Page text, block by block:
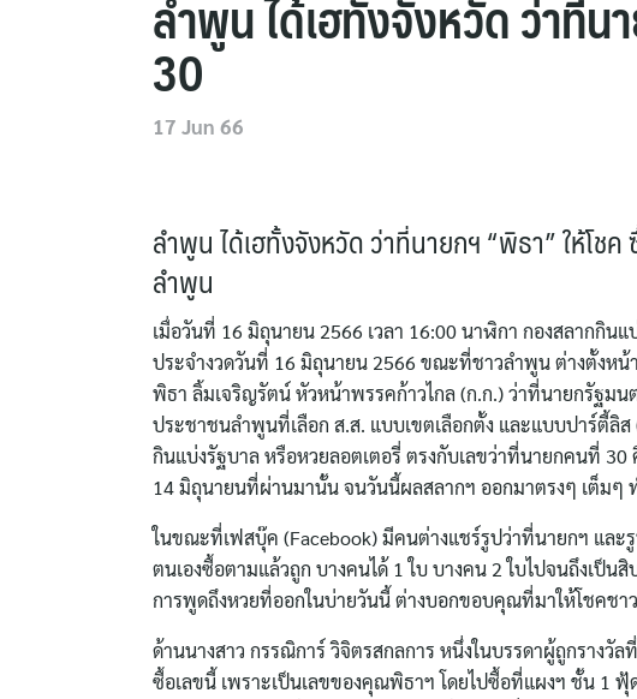
ลำพูน ได้เฮทั้งจังหวัด ว่าที่น
30
17 Jun 66
ลำพูน ได้เฮทั้งจังหวัด ว่าที่นายกฯ “พิธา” ให้โ
ลำพูน
เมื่อวันที่ 16 มิถุนายน 2566 เวลา 16:00 นาฬิกา กองสลากกิน
ประจำงวดวันที่ 16 มิถุนายน 2566 ขณะที่ชาวลำพูน ต่างตั้งหน้
พิธา ลิ้มเจริญรัตน์ หัวหน้าพรรคก้าวไกล (ก.ก.) ว่าที่นายกรัฐม
ประชาชนลำพูนที่เลือก ส.ส. แบบเขตเลือกตั้ง และแบบปาร์ตี้
กินแบ่งรัฐบาล หรือหวยลอตเตอรี่ ตรงกับเลขว่าที่นายกคนที่
14 มิถุนายนที่ผ่านมานั้น จนวันนี้ผลสลากฯ ออกมาตรงๆ เต็มๆ
ในขณะที่เฟสบุ๊ค (Facebook) มีคนต่างแชร์รูปว่าที่นายกฯ และ
ตนเองซื้อตามแล้วถูก บางคนได้ 1 ใบ บางคน 2 ใบไปจนถึงเป็
การพูดถึงหวยที่ออกในบ่ายวันนี้ ต่างบอกขอบคุณที่มาให้โชคชา
ด้านนางสาว กรรณิการ์ วิจิตรสกลการ หนึ่งในบรรดาผู้ถูกรางวั
ซื้อเลขนี้ เพราะเป็นเลขของคุณพิธาฯ โดยไปซื้อที่แผงฯ ชั้น 1